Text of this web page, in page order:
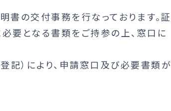
の交付事務を行なっております。証
要となる書類をご持参の上、窓口に
記）により、申請窓口及び必要書類が